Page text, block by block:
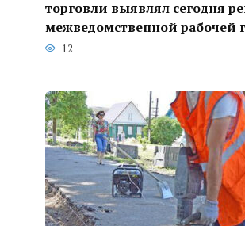
торговли выявлял сегодня
межведомственной рабочей
12